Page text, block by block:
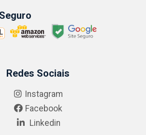
Redes Sociais
Instagram
Facebook
Linkedin